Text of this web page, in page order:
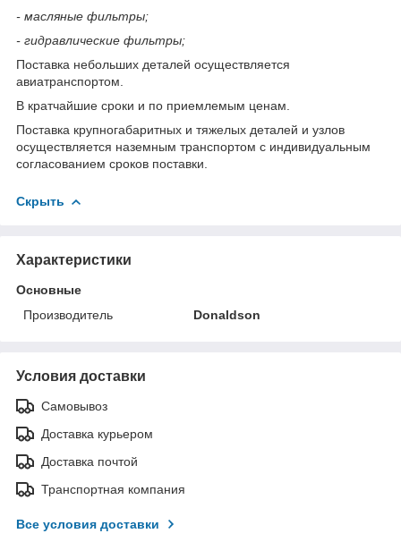
- масляные фильтры;
- гидравлические фильтры;
Поставка небольших деталей осуществляется
авиатранспортом.
В кратчайшие сроки и по приемлемым ценам.
Поставка крупногабаритных и тяжелых деталей и узлов
осуществляется наземным транспортом с индивидуальным
согласованием сроков поставки.
Скрыть
Характеристики
Основные
Производитель
Donaldson
Условия доставки
Самовывоз
Доставка курьером
Доставка почтой
Транспортная компания
Все условия доставки